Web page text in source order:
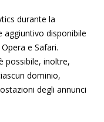
durante la
aggiuntivo disponibile
e Safari.
possibile, inoltre,
dominio,
degli annunci